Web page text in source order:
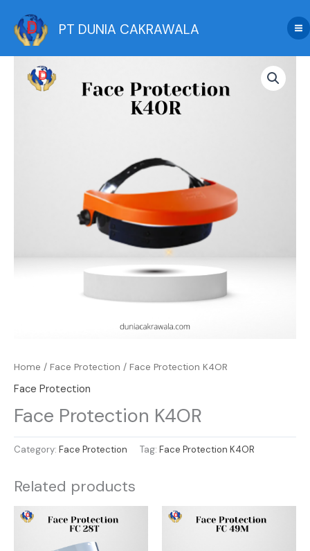
content
PT DUNIA CAKRAWALA
Home / Face Protection / Face Protection K4OR
Face Protection
Face Protection K4OR
Category: Face Protection Tag: Face Protection K4OR
Related products